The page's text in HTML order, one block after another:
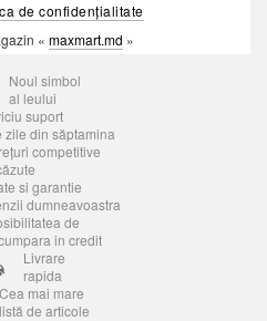
de confidențialitate
« maxmart.md »
Noul simbol
al leului
suport
zile din săptamina
competitive
si garantie
dumneavoastra
de
in credit
Livrare
rapida
Cea mai mare
listă de articole